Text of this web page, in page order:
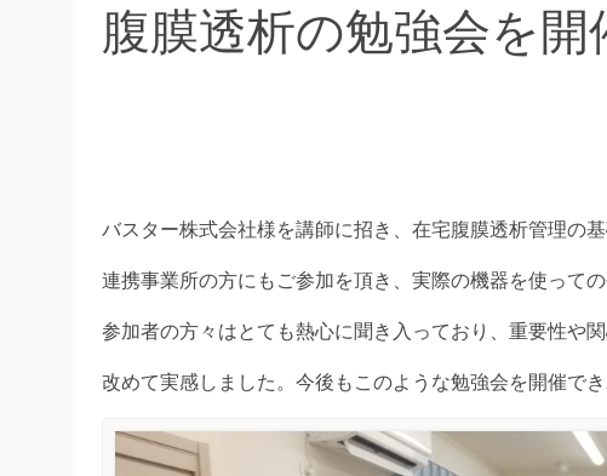
腹膜透析の勉強会を開
バスター株式会社様を講師に招き、在宅腹膜透析管理の基
連携事業所の方にもご参加を頂き、実際の機器を使っての
参加者の方々はとても熱心に聞き入っており、重要性や関
改めて実感しました。今後もこのような勉強会を開催でき